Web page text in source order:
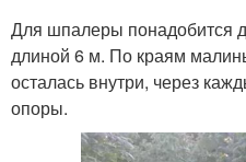
Для шпалеры понадобится
длиной 6 м. По краям
осталась внутри, через
опоры.